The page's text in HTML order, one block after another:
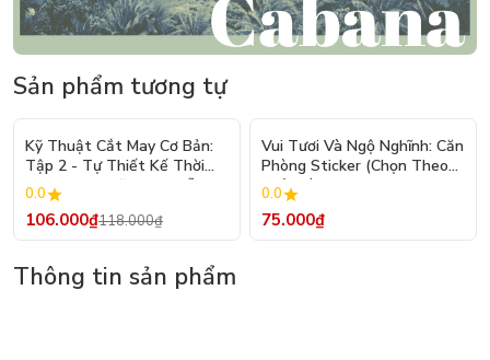
Sản phẩm tương tự
- 10%
Kỹ Thuật Cắt May Cơ Bản:
Tập 2 - Tự Thiết Kế Thời
Trang Nam Nữ - Tạo Mẫu
Rập - Kỹ Thuật Nhảy Size
0.0
106.000₫118.000₫
Vui Tươi Và Ngộ Nghĩnh: Căn
Phòng Sticker (Chọn Theo
Chủ Đề) - Hơn 250 Sticker
0.0
75.000₫
Thông tin sản phẩm